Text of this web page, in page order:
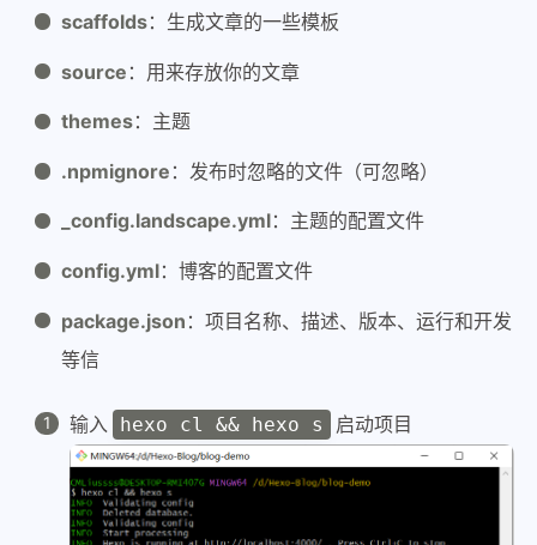
scaffolds：生成文章的一些模板
source ：用来存放你的文章
themes：主题
.npmignore ：发布时忽略的文件（可忽略）
_config.landscape.yml：主题的配置文件
config.yml：博客的配置文件
package.json ：项目名称、描述、版本、运行和开发
等信
输入 hexo cl && hexo s 启动项目